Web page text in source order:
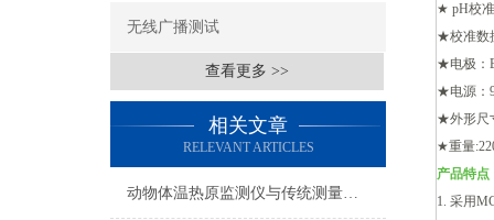
无线广播测试
查看更多 >>
相关文章
RELEVANT ARTICLES
动物体温热原监测仪与传统测量方法的对比优势
★ pH校
★校准数
★电极：
★电源：
★外形尺
★重量
产品特点
1. 采用